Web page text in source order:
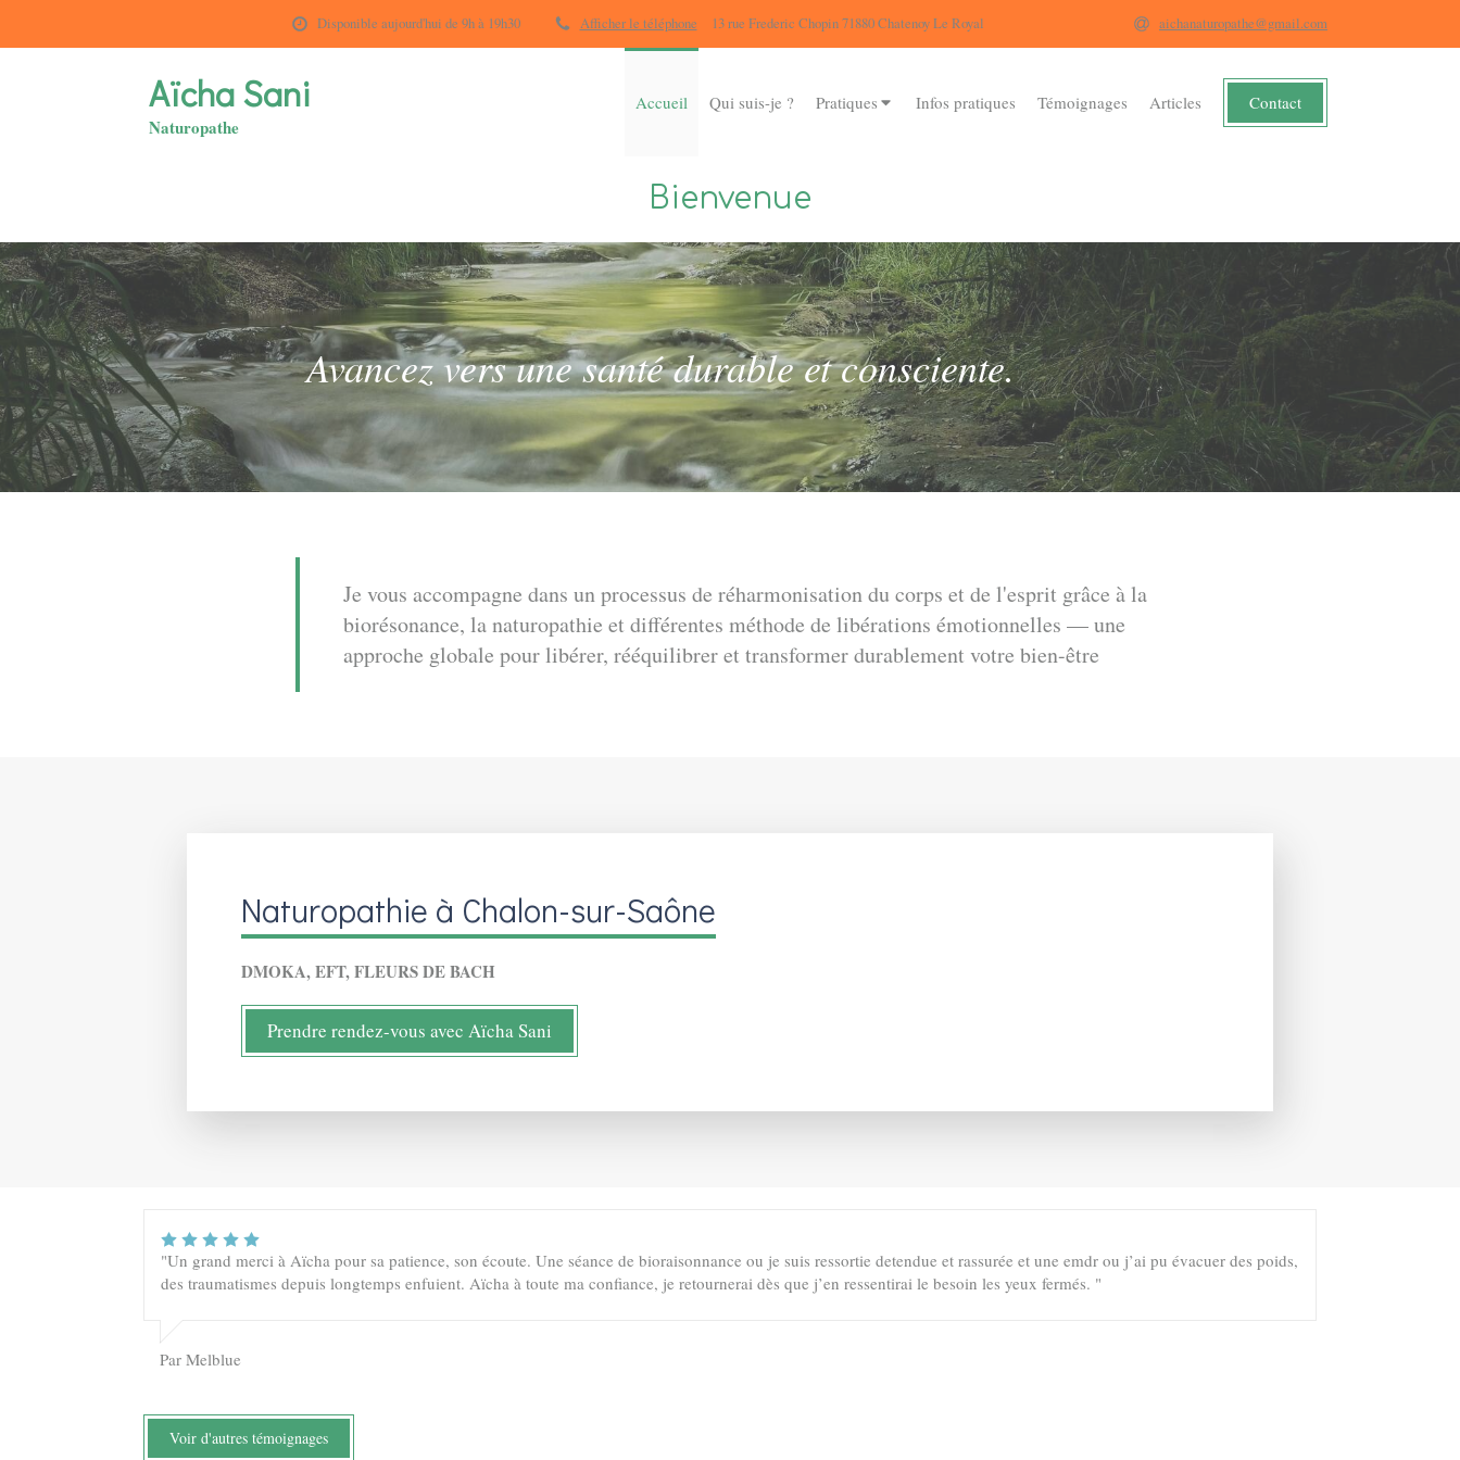
Disponible aujourd'hui de 9h à 19h30 Afficher le téléphone 13 rue Frederic Chopin 71880 Chatenoy Le Royal aichanaturopathe@gmail.com
Accueil Qui suis-je ? Pratiques Infos pratiques Témoignages Articles Contact
Aïcha Sani
Naturopathe
Bienvenue
Avancez vers une santé durable et consciente.
Je vous accompagne dans un processus de réharmonisation du corps et de l'esprit grâce à la
biorésonance, la naturopathie et différentes méthode de libérations émotionnelles — une
approche globale pour libérer, rééquilibrer et transformer durablement votre bien-être
Naturopathie à Chalon-sur-Saône
DMOKA, EFT, FLEURS DE BACH
Prendre rendez-vous avec Aïcha Sani
"Un grand merci à Aïcha pour sa patience, son écoute. Une séance de bioraisonnance ou je suis ressortie detendue et rassurée et une emdr ou j’ai pu évacuer des poids,
des traumatismes depuis longtemps enfuient. Aïcha à toute ma confiance, je retournerai dès que j’en ressentirai le besoin les yeux fermés. "
Par Melblue
Voir d'autres témoignages